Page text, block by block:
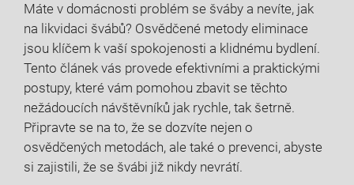
Máte v ‌domácnosti ‍problém se šváby a nevíte, jak
na likvidaci švábů? Osvědčené metody eliminace
jsou ‌klíčem k ‌vaší spokojenosti a klidnému bydlení.
Tento článek vás⁤ provede efektivními a praktickými
postupy, které vám ‌pomohou zbavit⁤ se těchto
⁣nežádoucích ⁢návštěvníků⁢ jak rychle,‌ tak šetrně.
Připravte ⁣se na to, že se dozvíte nejen o⁢
osvědčených⁢ metodách, ale také⁢ o prevenci, abyste
si zajistili, že​ se⁤ švábi již ⁤nikdy nevrátí.